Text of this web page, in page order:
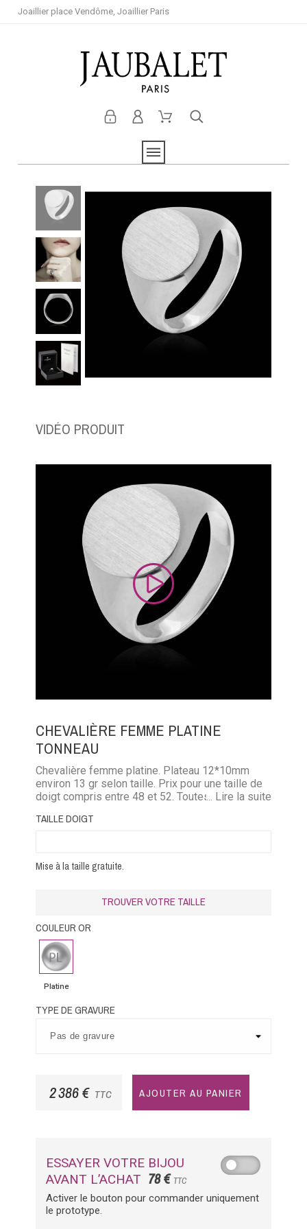
Joaillier place Vendôme, Joaillier Paris
VIDÉO PRODUIT
CHEVALIÈRE FEMME PLATINE
TONNEAU
Chevalière femme platine. Plateau 12*10mm
environ 13 gr selon taille. Prix pour une taille de
doigt compris entre 48 et 52. Toutes nos
une meilleure qualité.
... Lire la suite
TAILLE DOIGT
Mise à la taille gratuite.
TROUVER VOTRE TAILLE
COULEUR OR
Platine
Platine
TYPE DE GRAVURE
2 386 € TTC AJOUTER AU PANIER
ESSAYER VOTRE BIJOU
AVANT L’ACHAT 78 € TTC
Activer le bouton pour commander uniquement
le prototype.